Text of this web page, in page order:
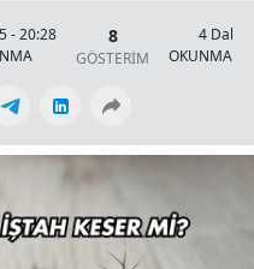
- 20:28
8
GÖSTERİM
4
OKUNMA